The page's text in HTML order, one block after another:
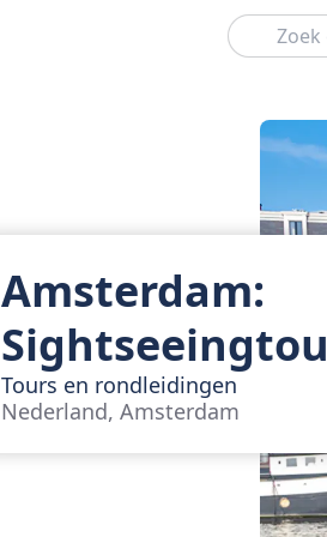
Zoeken
Amsterdam:
Tours en rondleidingen
Nederland, Amsterdam